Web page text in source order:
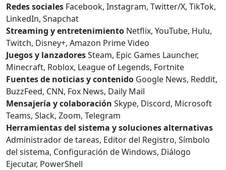
Redes sociales Facebook, Instagram, Twitter/X, TikTok,
LinkedIn, Snapchat
Streaming y entretenimiento Netflix, YouTube, Hulu,
Twitch, Disney+, Amazon Prime Video
Juegos y lanzadoresSteam, Epic Games Launcher,
Minecraft, Roblox, League of Legends, Fortnite
Fuentes de noticias y contenido Google News, Reddit,
BuzzFeed, CNN, Fox News, Daily Mail
Mensajería y colaboración Skype, Discord, Microsoft
Teams, Slack, Zoom, Telegram
Herramientas del sistema y soluciones alternativas
Administrador de tareas, Editor del Registro, Símbolo
del sistema, Configuración de Windows, Diálogo
Ejecutar, PowerShell